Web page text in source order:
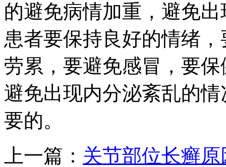
的避免病情加重，避免
患者要保持良好的情绪
劳累，要避免感冒，要
避免出现内分泌紊乱的
要的。
上一篇： 关节部位长癣原